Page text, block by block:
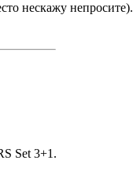
нескажу непросите).
Set 3+1.